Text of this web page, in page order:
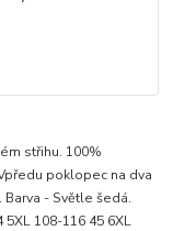
střihu. 100%
poklopec na dva
- Světle šedá.
108-116 45 6XL